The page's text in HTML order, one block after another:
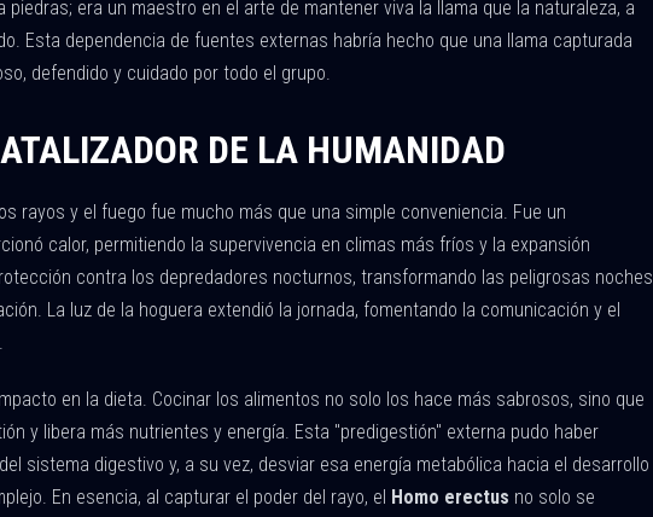
piedras; era un maestro en el arte de mantener viva la llama que la naturaleza, a
Esta dependencia de fuentes externas habría hecho que una llama capturada
defendido y cuidado por todo el grupo.
DE LA HUMANIDAD
rayos y el fuego fue mucho más que una simple conveniencia. Fue un
calor, permitiendo la supervivencia en climas más fríos y la expansión
contra los depredadores nocturnos, transformando las peligrosas noches
La luz de la hoguera extendió la jornada, fomentando la comunicación y el
en la dieta. Cocinar los alimentos no solo los hace más sabrosos, sino que
y libera más nutrientes y energía. Esta "predigestión" externa pudo haber
sistema digestivo y, a su vez, desviar esa energía metabólica hacia el desarrollo
En esencia, al capturar el poder del rayo, el Homo erectus no solo se